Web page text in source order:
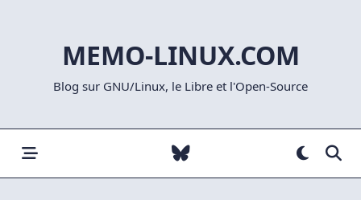
MEMO-LINUX.COM
Blog sur GNU/Linux, le Libre et l'Open-Source